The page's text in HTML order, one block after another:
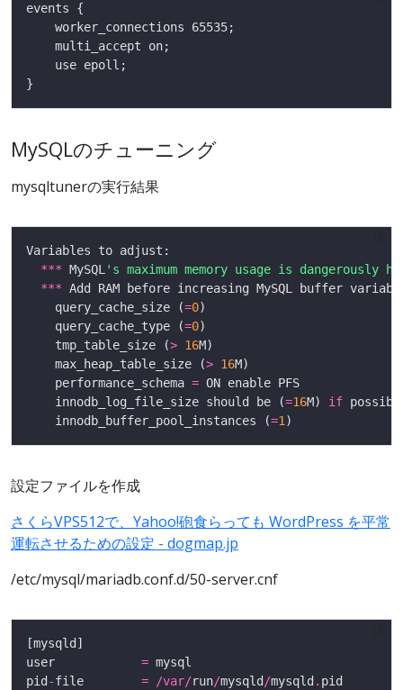
MySQLのチューニング
mysqltunerの実行結果
*** MySQL 's maximum memory usage is dangerously
*** Add RAM before increasing MySQL buffer
    query_cache_size (
=0
    query_cache_type (
=0
    tmp_table_size (
> 16
    max_heap_table_size (
> 16
    performance_schema
=
    innodb_log_file_size should be (
=16M) if
    innodb_buffer_pool_instances (
=1
設定ファイルを作成
さくらVPS512で、Yahoo!砲食らっても WordPress を平常
運転させるための設定 - dogmap.jp
/etc/mysql/mariadb.conf.d/50-server.cnf
user =
pid -file = /var/run/mysqld /mysqld .